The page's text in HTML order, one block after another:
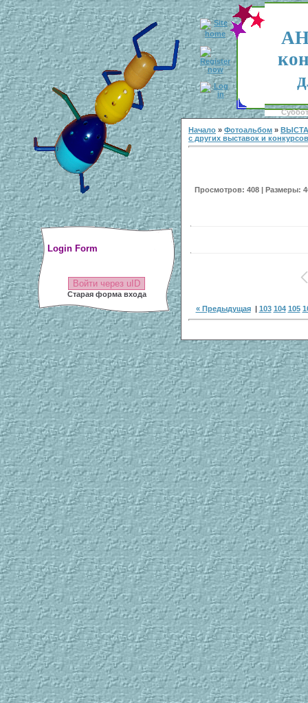
Login Form
Войти через uID
Старая форма входа
Начало » Фотоальбом »
с других выставок и конкурсов
Просмотров: 408 | Размеры:
« Предыдущая| 103 104 105